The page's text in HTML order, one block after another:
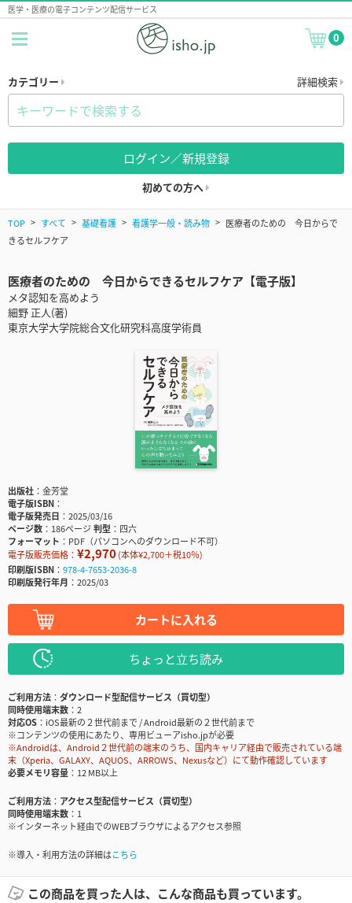
医学・医療の電子コンテンツ配信サービス
0
カテゴリー 詳細検索
ログイン／新規登録
初めての方へ
TOP すべて 基礎看護 看護学一般・読み物
医療者のための 今日からで
きるセルフケア
医療者のための 今日からできるセルフケア【電子版】
メタ認知を高めよう
細野 正人(著)
東京大学大学院総合文化研究科高度学術員
出版社
金芳堂
電子版ISBN
電子版発売日
2025/03/16
ページ数
186ページ判型
四六
フォーマット
PDF（パソコンへのダウンロード不可）
電子版販売価格： ¥2,970(本体¥2,700＋税10％)
印刷版ISBN
978-4-7653-2036-8
印刷版発行年月
2025/03
カートに入れる
ちょっと立ち読み
ご利用方法
ダウンロード型配信サービス（買切型）
同時使用端末数
2
対応OS
iOS最新の２世代前まで / Android最新の２世代前まで
※コンテンツの使用にあたり、専用ビューアisho.jpが必要
※Androidは、Android２世代前の端末のうち、国内キャリア経由で販売されている端
末（Xperia、GALAXY、AQUOS、ARROWS、Nexusなど）にて動作確認しています
必要メモリ容量
12 MB以上
ご利用方法
アクセス型配信サービス（買切型）
同時使用端末数
1
※インターネット経由でのWEBブラウザによるアクセス参照
※導入・利用方法の詳細はこちら
この商品を買った人は、こんな商品も買っています。